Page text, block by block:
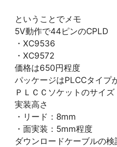
ということでメモ
5V動作で44ピンのCPLD
・XC9536
・XC9572
価格は650円程度
パッケージはPLCCタイプ
ＰＬＣＣソケットのサイ
実装高さ
・リード：8mm
・面実装：5mm程度
ダウンロードケーブルの検